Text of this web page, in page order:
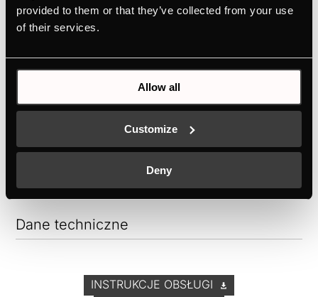
provided to them or that they’ve collected from your use
of their services.
Allow all
Customize
Deny
Dane techniczne
INSTRUKCJE OBSŁUGI